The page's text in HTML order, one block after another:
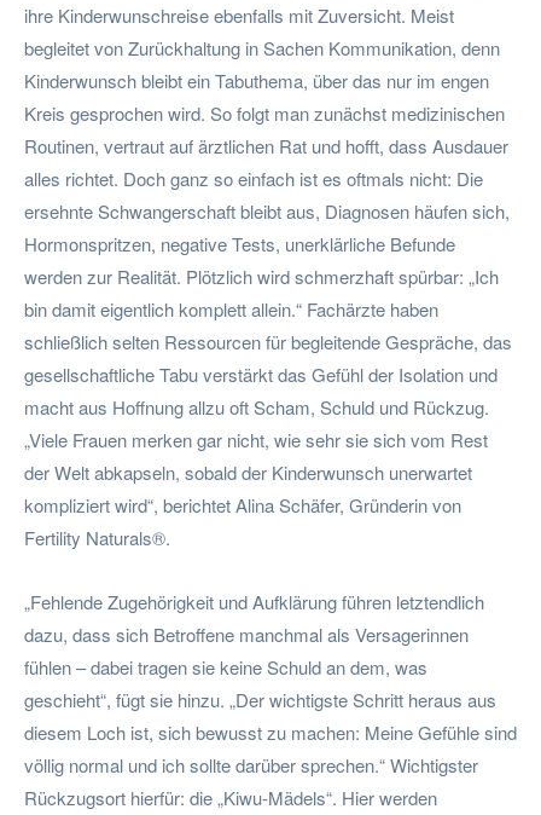
ihre Kinderwunschreise ebenfalls mit Zuversicht. Meist
begleitet von Zurückhaltung in Sachen Kommunikation, denn
Kinderwunsch bleibt ein Tabuthema, über das nur im engen
Kreis gesprochen wird. So folgt man zunächst medizinischen
Routinen, vertraut auf ärztlichen Rat und hofft, dass Ausdauer
alles richtet. Doch ganz so einfach ist es oftmals nicht: Die
ersehnte Schwangerschaft bleibt aus, Diagnosen häufen sich,
Hormonspritzen, negative Tests, unerklärliche Befunde
werden zur Realität. Plötzlich wird schmerzhaft spürbar: „Ich
bin damit eigentlich komplett allein.“ Fachärzte haben
schließlich selten Ressourcen für begleitende Gespräche, das
gesellschaftliche Tabu verstärkt das Gefühl der Isolation und
macht aus Hoffnung allzu oft Scham, Schuld und Rückzug.
„Viele Frauen merken gar nicht, wie sehr sie sich vom Rest
der Welt abkapseln, sobald der Kinderwunsch unerwartet
kompliziert wird“, berichtet Alina Schäfer, Gründerin von
Fertility Naturals®.
„Fehlende Zugehörigkeit und Aufklärung führen letztendlich
dazu, dass sich Betroffene manchmal als Versagerinnen
fühlen – dabei tragen sie keine Schuld an dem, was
geschieht“, fügt sie hinzu. „Der wichtigste Schritt heraus aus
diesem Loch ist, sich bewusst zu machen: Meine Gefühle sind
völlig normal und ich sollte darüber sprechen.“ Wichtigster
Rückzugsort hierfür: die „Kiwu-Mädels“. Hier werden